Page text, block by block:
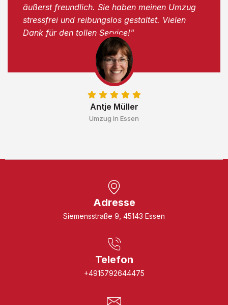
Antje Müller
Umzug in Essen
äußerst freundlich. Sie haben meinen Umzug
stressfrei und reibungslos gestaltet. Vielen
Dank für den tollen Service!"
Adresse
Siemensstraße 9, 45143 Essen
Telefon
+4915792644475